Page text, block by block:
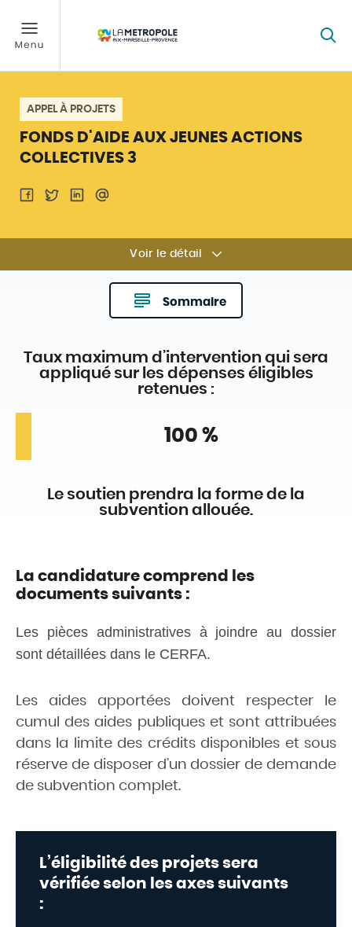
APPEL À PROJETS
FONDS D'AIDE AUX JEUNES ACTIONS
COLLECTIVES 3
Voir le détail
Sommaire
Taux maximum d’intervention qui sera
appliqué sur les dépenses éligibles
retenues :
100 %
Le soutien prendra la forme de la
subvention allouée.
La candidature comprend les
documents suivants :
Les pièces administratives à joindre au dossier
sont détaillées dans le CERFA.
Les aides apportées doivent respecter le
cumul des aides publiques et sont attribuées
dans la limite des crédits disponibles et sous
réserve de disposer d’un dossier de demande
de subvention complet.
L’éligibilité des projets sera
vérifiée selon les axes suivants
: